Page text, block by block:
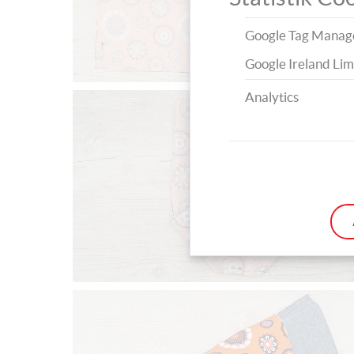
Google Tag
Google Ireland
Analytics